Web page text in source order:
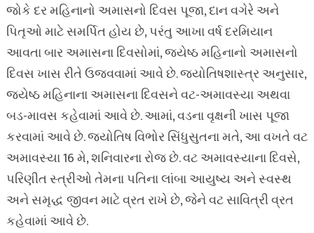
જોકે દર મહિનાનો અમાસનો દિવસ પૂજા, દાન વગેરે અને
પિતૃઓ માટે સમર્પિત હોય છે, પરંતુ આખા વર્ષ દરમિયાન
આવતા બાર અમાસના દિવસોમાં, જ્યેષ્ઠ મહિનાનો અમાસનો
દિવસ ખાસ રીતે ઉજવવામાં આવે છે. જ્યોતિષશાસ્ત્ર અનુસાર,
જ્યેષ્ઠ મહિનાના અમાસના દિવસને વટ-અમાવસ્યા અથવા
બડ-માવસ કહેવામાં આવે છે. આમાં, વડના વૃક્ષની ખાસ પૂજા
કરવામાં આવે છે. જ્યોતિષ વિભોર સિંધુસુતના મતે, આ વખતે વટ
અમાવસ્યા 16 મે, શનિવારના રોજ છે. વટ અમાવસ્યાના દિવસે,
પરિણીત સ્ત્રીઓ તેમના પતિના લાંબા આયુષ્ય અને સ્વસ્થ
અને સમૃદ્ધ જીવન માટે વ્રત રાખે છે, જેને વટ સાવિત્રી વ્રત
કહેવામાં આવે છે.